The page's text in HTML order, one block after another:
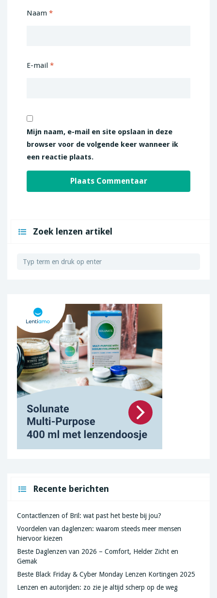
Naam *
E-mail *
Mijn naam, e-mail en site opslaan in deze
browser voor de volgende keer wanneer ik
een reactie plaats.
Zoek lenzen artikel
Recente berichten
Contactlenzen of Bril: wat past het beste bij jou?
Voordelen van daglenzen: waarom steeds meer mensen
hiervoor kiezen
Beste Daglenzen van 2026 – Comfort, Helder Zicht en
Gemak
Beste Black Friday & Cyber Monday Lenzen Kortingen 2025
Lenzen en autorijden: zo zie je altijd scherp op de weg